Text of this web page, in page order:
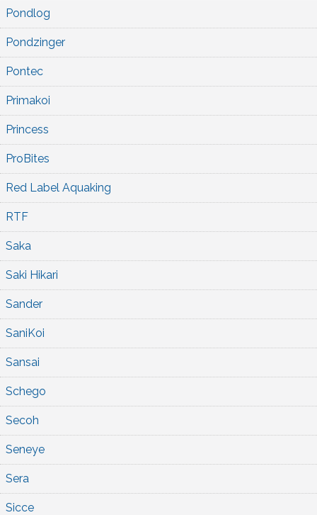
Pondlog
Pondzinger
Pontec
Primakoi
Princess
ProBites
Red Label Aquaking
RTF
Saka
Saki Hikari
Sander
SaniKoi
Sansai
Schego
Secoh
Seneye
Sera
Sicce